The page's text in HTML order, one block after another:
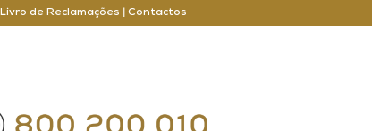
Livro de Reclamações Contactos